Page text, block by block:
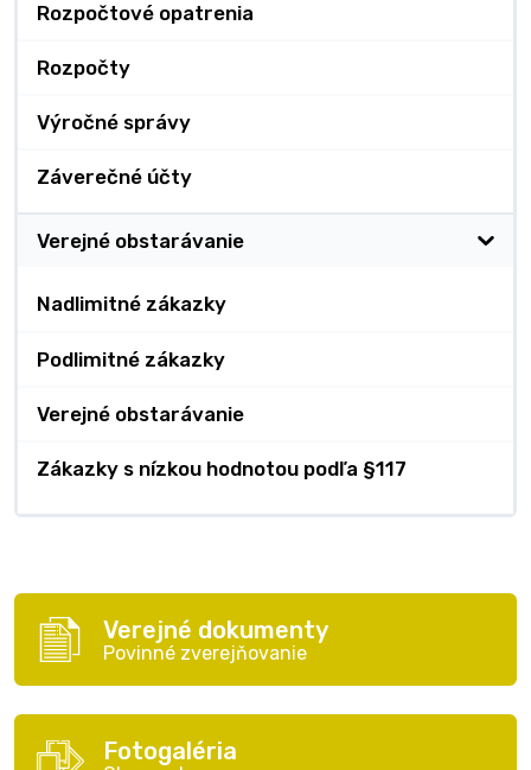
Rozpočtové opatrenia
Rozpočty
Výročné správy
Záverečné účty
Verejné obstarávanie
Nadlimitné zákazky
Podlimitné zákazky
Verejné obstarávanie
Zákazky s nízkou hodnotou podľa §117
Verejné dokumenty
Povinné zverejňovanie
Fotogaléria